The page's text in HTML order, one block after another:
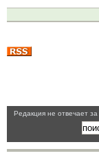
Pедакция не отвечает